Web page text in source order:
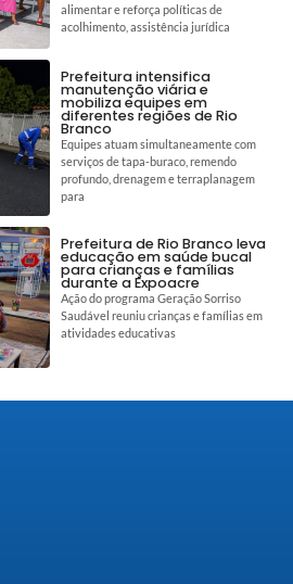
alimentar e reforça políticas de
acolhimento, assistência jurídica
Prefeitura intensifica
manutenção viária e
mobiliza equipes em
diferentes regiões de Rio
Branco
Equipes atuam simultaneamente com
serviços de tapa-buraco, remendo
profundo, drenagem e terraplanagem
para
Prefeitura de Rio Branco leva
educação em saúde bucal
para crianças e famílias
durante a Expoacre
Ação do programa Geração Sorriso
Saudável reuniu crianças e famílias em
atividades educativas